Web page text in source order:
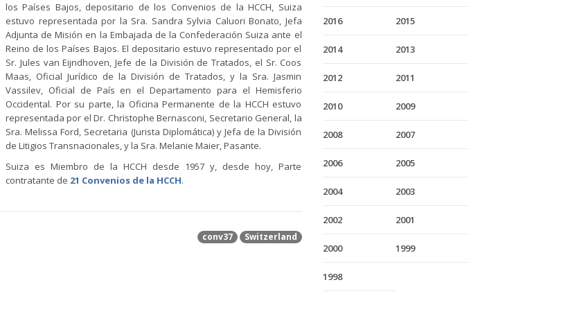
los Países Bajos, depositario de los Convenios de la HCCH, Suiza
estuvo representada por la Sra. Sandra Sylvia Caluori Bonato, Jefa
Adjunta de Misión en la Embajada de la Confederación Suiza ante el
Reino de los Países Bajos. El depositario estuvo representado por el
Sr. Jules van Eijndhoven, Jefe de la División de Tratados, el Sr. Coos
Maas, Oficial Jurídico de la División de Tratados, y la Sra. Jasmin
Vassilev, Oficial de País en el Departamento para el Hemisferio
Occidental. Por su parte, la Oficina Permanente de la HCCH estuvo
representada por el Dr. Christophe Bernasconi, Secretario General, la
Sra. Melissa Ford, Secretaria (Jurista Diplomática) y Jefa de la División
de Litigios Transnacionales, y la Sra. Melanie Maier, Pasante.
Suiza es Miembro de la HCCH desde 1957 y, desde hoy, Parte
contratante de 21 Convenios de la HCCH.
conv37 Switzerland
2016 2015
2014 2013
2012 2011
2010 2009
2008 2007
2006 2005
2004 2003
2002 2001
2000 1999
1998